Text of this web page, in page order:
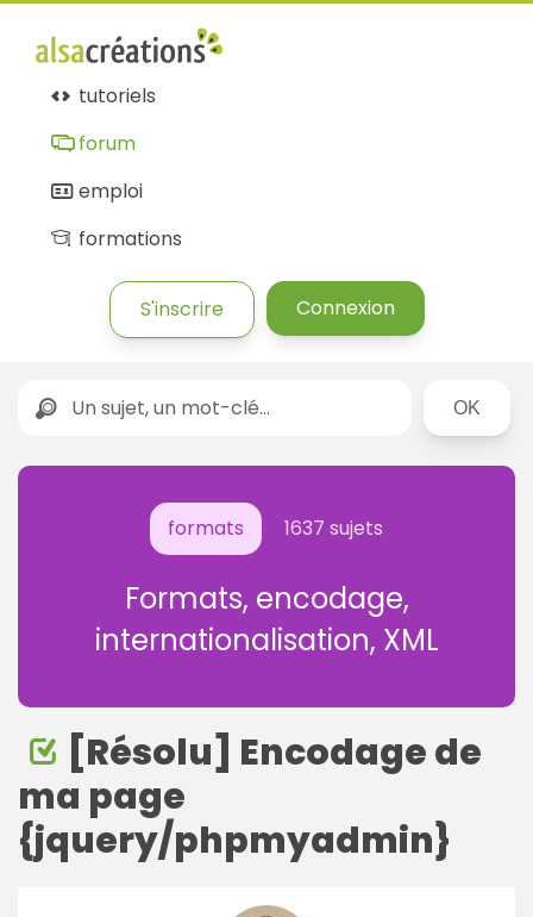
tutoriels
forum
emploi
formations
S'inscrire Connexion
Rechercher
formats 1637 sujets
Formats, encodage,
internationalisation, XML
[Résolu] Encodage de
ma page
{jquery/phpmyadmin}